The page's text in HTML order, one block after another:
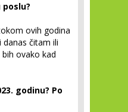
poslu?
ovih godina
čitam ili
ovako kad
godinu? Po